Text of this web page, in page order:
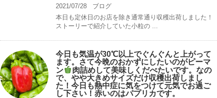
2021/07/28
ブログ
本日も定休日のお店を除き通常通り収穫出荷しました！
ストーリーで紹介していた小粒の ...
今日も気温が30℃以上でぐんぐんと上がって
ます。さて今晩のおかずにしたいのがピーマ
ン
肉詰めして美味しくだべたいです。なの
で、やや大きめサイズだけ収穫出荷しまし
た！今日も熱中症に気をつけて元気でお過ご
し下さい！赤いのはパプリカです。